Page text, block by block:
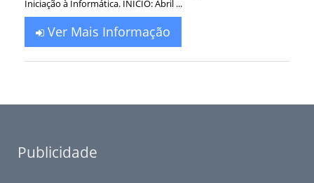
Iniciação à Informática. INICIO: Abril ...
Ver Mais Informação
Publicidade